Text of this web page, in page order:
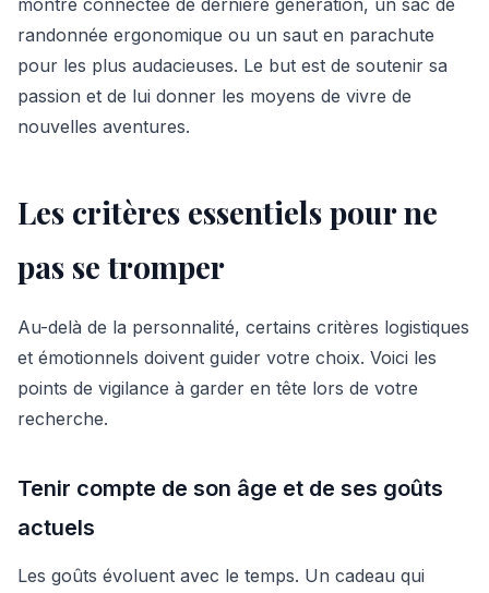
randonnée ergonomique ou un saut en parachute
pour les plus audacieuses. Le but est de soutenir sa
passion et de lui donner les moyens de vivre de
nouvelles aventures.
Les critères essentiels pour ne
pas se tromper
Au-delà de la personnalité, certains critères logistiques
et émotionnels doivent guider votre choix. Voici les
points de vigilance à garder en tête lors de votre
recherche.
Tenir compte de son âge et de ses goûts
actuels
Les goûts évoluent avec le temps. Un cadeau qui